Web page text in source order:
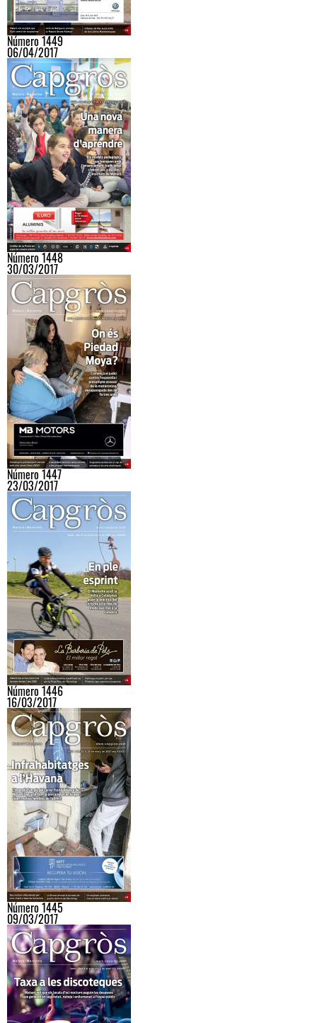
Número 1449
06/04/2017
Número 1448
30/03/2017
Número 1447
23/03/2017
Número 1446
16/03/2017
Número 1445
09/03/2017